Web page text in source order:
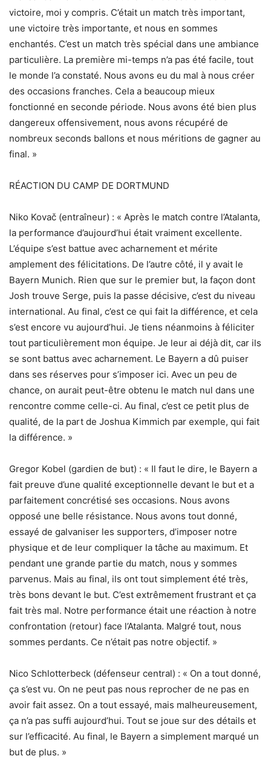
victoire, moi y compris. C’était un match très important,
une victoire très importante, et nous en sommes
enchantés. C’est un match très spécial dans une ambiance
particulière. La première mi-temps n’a pas été facile, tout
le monde l’a constaté. Nous avons eu du mal à nous créer
des occasions franches. Cela a beaucoup mieux
fonctionné en seconde période. Nous avons été bien plus
dangereux offensivement, nous avons récupéré de
nombreux seconds ballons et nous méritions de gagner au
final. »
RÉACTION DU CAMP DE DORTMUND
Niko Kovač (entraîneur) : « Après le match contre l’Atalanta,
la performance d’aujourd’hui était vraiment excellente.
L’équipe s’est battue avec acharnement et mérite
amplement des félicitations. De l’autre côté, il y avait le
Bayern Munich. Rien que sur le premier but, la façon dont
Josh trouve Serge, puis la passe décisive, c’est du niveau
international. Au final, c’est ce qui fait la différence, et cela
s’est encore vu aujourd’hui. Je tiens néanmoins à féliciter
tout particulièrement mon équipe. Je leur ai déjà dit, car ils
se sont battus avec acharnement. Le Bayern a dû puiser
dans ses réserves pour s’imposer ici. Avec un peu de
chance, on aurait peut-être obtenu le match nul dans une
rencontre comme celle-ci. Au final, c’est ce petit plus de
qualité, de la part de Joshua Kimmich par exemple, qui fait
la différence. »
Gregor Kobel (gardien de but) : « Il faut le dire, le Bayern a
fait preuve d’une qualité exceptionnelle devant le but et a
parfaitement concrétisé ses occasions. Nous avons
opposé une belle résistance. Nous avons tout donné,
essayé de galvaniser les supporters, d’imposer notre
physique et de leur compliquer la tâche au maximum. Et
pendant une grande partie du match, nous y sommes
parvenus. Mais au final, ils ont tout simplement été très,
très bons devant le but. C’est extrêmement frustrant et ça
fait très mal. Notre performance était une réaction à notre
confrontation (retour) face l’Atalanta. Malgré tout, nous
sommes perdants. Ce n’était pas notre objectif. »
Nico Schlotterbeck (défenseur central) : « On a tout donné,
ça s’est vu. On ne peut pas nous reprocher de ne pas en
avoir fait assez. On a tout essayé, mais malheureusement,
ça n’a pas suffi aujourd’hui. Tout se joue sur des détails et
sur l’efficacité. Au final, le Bayern a simplement marqué un
but de plus. »